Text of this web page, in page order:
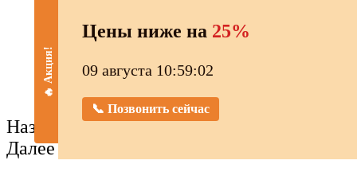
🔥 Акция!
Цены ниже на 25%
09 августа 10:59:03
📞 Позвонить сейчас
Назад
Далее